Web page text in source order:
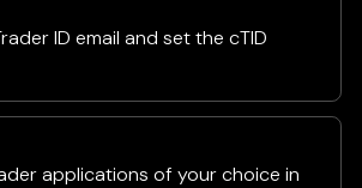
ID email and set the cTID
applications of your choice in